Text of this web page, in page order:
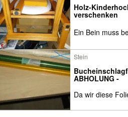
Holz-
verschenken
Ein Bein muss
Stein
ABHOLUNG -
Da wir diese